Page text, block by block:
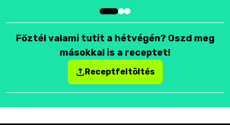
Főztél valami tutit a hétvégén? Oszd meg
másokkal is a receptet!
Receptfeltöltés